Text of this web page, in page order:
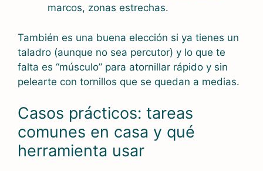
marcos, zonas estrechas.
También es una buena elección si ya tienes un
taladro (aunque no sea percutor) y lo que te
falta es “músculo” para atornillar rápido y sin
pelearte con tornillos que se quedan a medias.
Casos prácticos: tareas
comunes en casa y qué
herramienta usar